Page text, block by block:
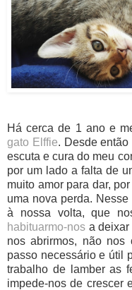
Há cerca de 1 ano e
gato Elffie. Desde
escuta e cura do meu
por um lado a falta de
muito amor para dar,
uma nova perda.
à nossa volta, que
habituarmo-nos a deixar
nos abrirmos, não nos
passo necessário e útil
trabalho de lamber as
impede-nos de crescer